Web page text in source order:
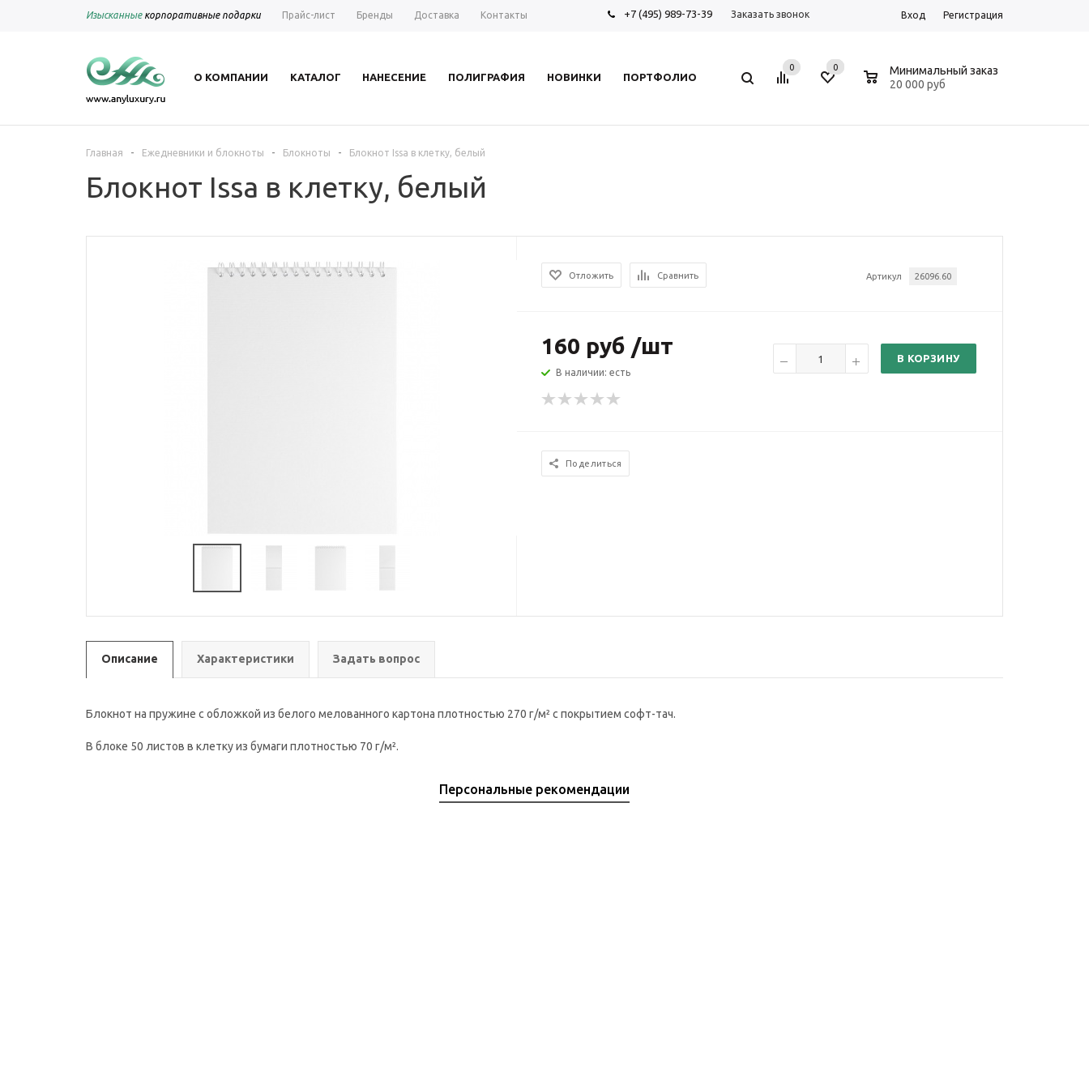
Изысканныекорпоративные подарки Прайс-лист Бренды Доставка Контакты +7 (495) 989-73-39 Заказать звонок Вход Регистрация
О КОМПАНИИ КАТАЛОГ НАНЕСЕНИЕ ПОЛИГРАФИЯ НОВИНКИ ПОРТФОЛИО
0 0
Минимальный заказ
20 000 руб
Главная - Ежедневники и блокноты - Блокноты - Блокнот Issa в клетку, белый
Блокнот Issa в клетку, белый
Артикул 26096.60
Отложить Сравнить
160 руб /шт
В наличии: есть
В КОРЗИНУ
Поделиться
Описание Характеристики Задать вопрос
Блокнот на пружине с обложкой из белого мелованного картона плотностью 270 г/м² с покрытием софт-тач.
В блоке 50 листов в клетку из бумаги плотностью 70 г/м².
Персональные рекомендации